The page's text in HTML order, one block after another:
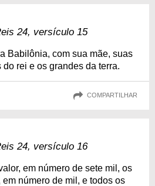
24, versículo 15
Babilônia, com sua mãe, suas
rei e os grandes da terra.
COMPARTILHAR
24, versículo 16
em número de sete mil, os
número de mil, e todos os